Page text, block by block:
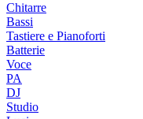
Chitarre
Bassi
Tastiere e Pianoforti
Batterie
Voce
PA
DJ
Studio